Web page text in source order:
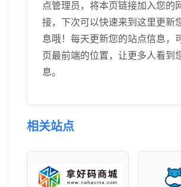
点管理员，将本页链接加入您的
接，下次可以快速来到这里更新
息哦！每天更新您的站点信息，
页最前端的位置，让更多人看到
息。
相关站点